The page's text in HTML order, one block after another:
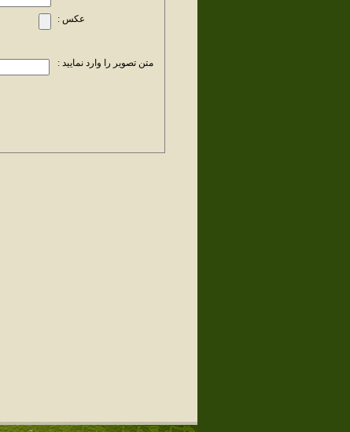
عکس :
متن تصویر را وارد نمایید :